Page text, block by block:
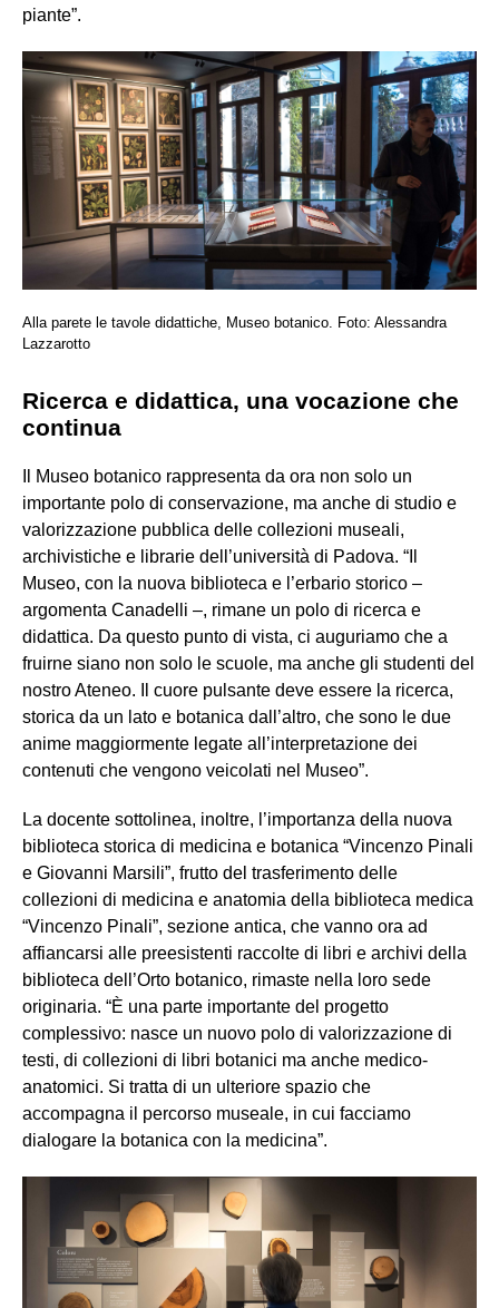
piante”.
Alla parete le tavole didattiche, Museo botanico. Foto: Alessandra
Lazzarotto
Ricerca e didattica, una vocazione che
continua
Il Museo botanico rappresenta da ora non solo un
importante polo di conservazione, ma anche di studio e
valorizzazione pubblica delle collezioni museali,
archivistiche e librarie dell’università di Padova. “Il
Museo, con la nuova biblioteca e l’erbario storico –
argomenta Canadelli –, rimane un polo di ricerca e
didattica. Da questo punto di vista, ci auguriamo che a
fruirne siano non solo le scuole, ma anche gli studenti del
nostro Ateneo. Il cuore pulsante deve essere la ricerca,
storica da un lato e botanica dall’altro, che sono le due
anime maggiormente legate all’interpretazione dei
contenuti che vengono veicolati nel Museo”.
La docente sottolinea, inoltre, l’importanza della nuova
biblioteca storica di medicina e botanica “Vincenzo Pinali
e Giovanni Marsili”, frutto del trasferimento delle
collezioni di medicina e anatomia della biblioteca medica
“Vincenzo Pinali”, sezione antica, che vanno ora ad
affiancarsi alle preesistenti raccolte di libri e archivi della
biblioteca dell’Orto botanico, rimaste nella loro sede
originaria. “È una parte importante del progetto
complessivo: nasce un nuovo polo di valorizzazione di
testi, di collezioni di libri botanici ma anche medico-
anatomici. Si tratta di un ulteriore spazio che
accompagna il percorso museale, in cui facciamo
dialogare la botanica con la medicina”.